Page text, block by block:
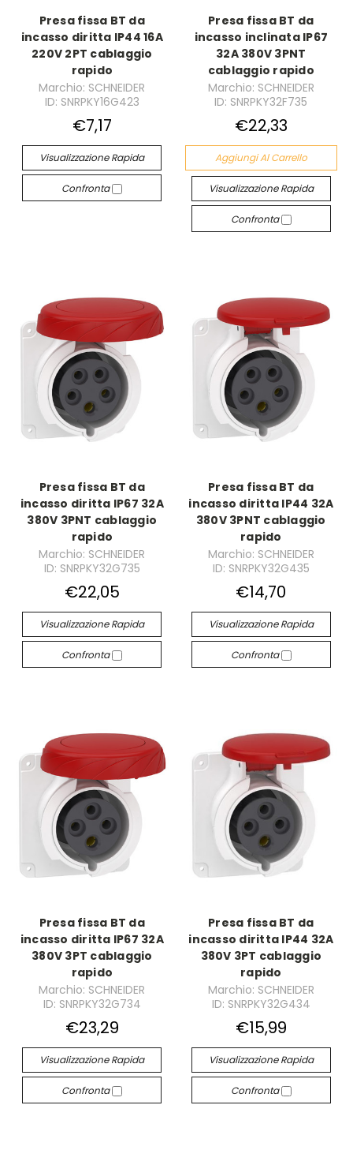
Presa fissa BT da
incasso diritta IP44 16A
220V 2PT cablaggio
rapido
Marchio: SCHNEIDER
ID: SNRPKY16G423
€7,17
Visualizzazione Rapida
Confronta
Presa fissa BT da
incasso inclinata IP67
32A 380V 3PNT
cablaggio rapido
Marchio: SCHNEIDER
ID: SNRPKY32F735
€22,33
Aggiungi Al Carrello
Visualizzazione Rapida
Confronta
Presa fissa BT da
incasso diritta IP67 32A
380V 3PNT cablaggio
rapido
Marchio: SCHNEIDER
ID: SNRPKY32G735
€22,05
Visualizzazione Rapida
Confronta
Presa fissa BT da
incasso diritta IP44 32A
380V 3PNT cablaggio
rapido
Marchio: SCHNEIDER
ID: SNRPKY32G435
€14,70
Visualizzazione Rapida
Confronta
Presa fissa BT da
incasso diritta IP67 32A
380V 3PT cablaggio
rapido
Marchio: SCHNEIDER
ID: SNRPKY32G734
€23,29
Visualizzazione Rapida
Confronta
Presa fissa BT da
incasso diritta IP44 32A
380V 3PT cablaggio
rapido
Marchio: SCHNEIDER
ID: SNRPKY32G434
€15,99
Visualizzazione Rapida
Confronta